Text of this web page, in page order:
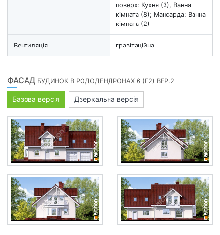
поверх: Кухня (3), Ванна
кімната (8); Мансарда: Ванна
кімната (2)
Вентиляція гравітаційна
ФАСАД БУДИНОК В РОДОДЕНДРОНАХ 6 (Г2) ВЕР.2
Базова версія Дзеркальна версія